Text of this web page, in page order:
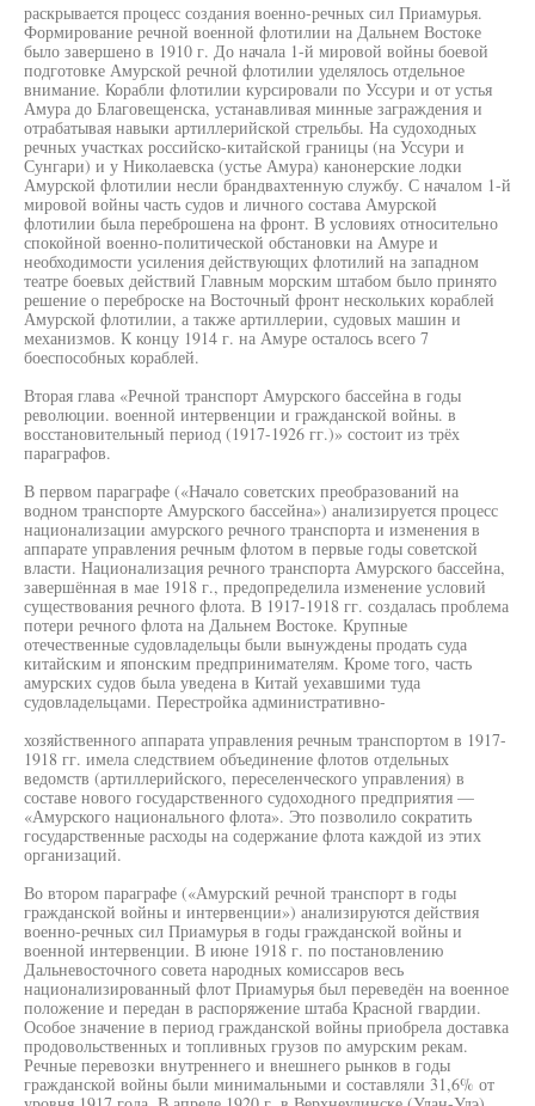
раскрывается процесс создания военно-речных сил Приамурья.
Формирование речной военной флотилии на Дальнем Востоке
было завершено в 1910 г. До начала 1-й мировой войны боевой
подготовке Амурской речной флотилии уделялось отдельное
внимание. Корабли флотилии курсировали по Уссури и от устья
Амура до Благовещенска, устанавливая минные заграждения и
отрабатывая навыки артиллерийской стрельбы. На судоходных
речных участках российско-китайской границы (на Уссури и
Сунгари) и у Николаевска (устье Амура) канонерские лодки
Амурской флотилии несли брандвахтенную службу. С началом 1-й
мировой войны часть судов и личного состава Амурской
флотилии была переброшена на фронт. В условиях относительно
спокойной военно-политической обстановки на Амуре и
необходимости усиления действующих флотилий на западном
театре боевых действий Главным морским штабом было принято
решение о переброске на Восточный фронт нескольких кораблей
Амурской флотилии, а также артиллерии, судовых машин и
механизмов. К концу 1914 г. на Амуре осталось всего 7
боеспособных кораблей.
Вторая глава «Речной транспорт Амурского бассейна в годы
революции. военной интервенции и гражданской войны. в
восстановительный период (1917-1926 гг.)» состоит из трёх
параграфов.
В первом параграфе («Начало советских преобразований на
водном транспорте Амурского бассейна») анализируется процесс
национализации амурского речного транспорта и изменения в
аппарате управления речным флотом в первые годы советской
власти. Национализация речного транспорта Амурского бассейна,
завершённая в мае 1918 г., предопределила изменение условий
существования речного флота. В 1917-1918 гг. создалась проблема
потери речного флота на Дальнем Востоке. Крупные
отечественные судовладельцы были вынуждены продать суда
китайским и японским предпринимателям. Кроме того, часть
амурских судов была уведена в Китай уехавшими туда
судовладельцами. Перестройка административно-
хозяйственного аппарата управления речным транспортом в 1917-
1918 гг. имела следствием объединение флотов отдельных
ведомств (артиллерийского, переселенческого управления) в
составе нового государственного судоходного предприятия —
«Амурского национального флота». Это позволило сократить
государственные расходы на содержание флота каждой из этих
организаций.
Во втором параграфе («Амурский речной транспорт в годы
гражданской войны и интервенции») анализируются действия
военно-речных сил Приамурья в годы гражданской войны и
военной интервенции. В июне 1918 г. по постановлению
Дальневосточного совета народных комиссаров весь
национализированный флот Приамурья был переведён на военное
положение и передан в распоряжение штаба Красной гвардии.
Особое значение в период гражданской войны приобрела доставка
продовольственных и топливных грузов по амурским рекам.
Речные перевозки внутреннего и внешнего рынков в годы
гражданской войны были минимальными и составляли 31,6% от